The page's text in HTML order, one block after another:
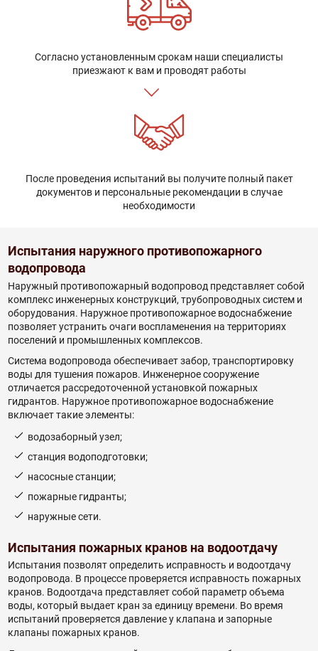
Согласно установленным срокам наши специалисты
приезжают к вам и проводят работы
После проведения испытаний вы получите полный пакет
документов и персональные рекомендации в случае
необходимости
Испытания наружного противопожарного
водопровода
Наружный противопожарный водопровод представляет собой
комплекс инженерных конструкций, трубопроводных систем и
оборудования. Наружное противопожарное водоснабжение
позволяет устранить очаги воспламенения на территориях
поселений и промышленных комплексов.
Система водопровода обеспечивает забор, транспортировку
воды для тушения пожаров. Инженерное сооружение
отличается рассредоточенной установкой пожарных
гидрантов. Наружное противопожарное водоснабжение
включает такие элементы:
водозаборный узел;
станция водоподготовки;
насосные станции;
пожарные гидранты;
наружные сети.
Испытания пожарных кранов на водоотдачу
Испытания позволят определить исправность и водоотдачу
водопровода. В процессе проверяется исправность пожарных
кранов. Водоотдача представляет собой параметр объема
воды, который выдает кран за единицу времени. Во время
испытаний проверяется давление у клапана и запорные
клапаны пожарных кранов.